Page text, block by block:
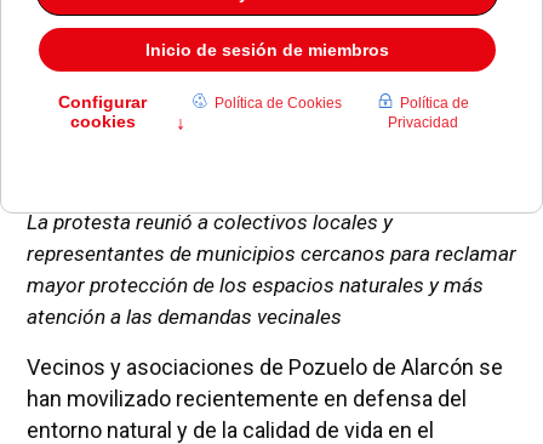
La protesta reunió a colectivos locales y
representantes de municipios cercanos para reclamar
mayor protección de los espacios naturales y más
atención a las demandas vecinales
Vecinos y asociaciones de Pozuelo de Alarcón se
han movilizado recientemente en defensa del
entorno natural y de la calidad de vida en el